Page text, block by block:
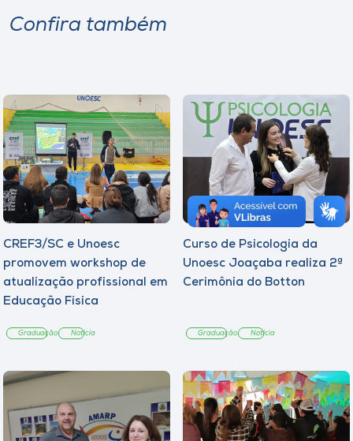
Confira também
CREF3/SC e Unoesc
promovem workshop de
atualização profissional em
Educação Física
Graduação Notícia
Curso de Psicologia da
Unoesc Joaçaba realiza 2ª
Cerimônia do Botton
Graduação Notícia